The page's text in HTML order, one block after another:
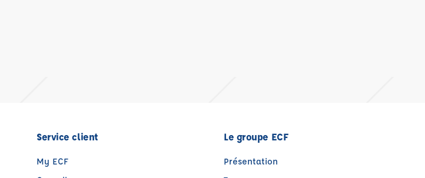
Service client
My ECF
Le groupe ECF
Présentation